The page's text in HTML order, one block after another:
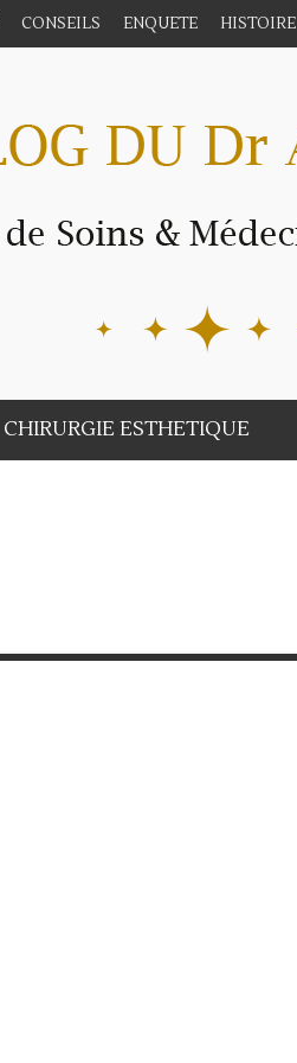
CONSEILS ENQUETE HISTOIRE
CHIRURGIE ESTHETIQUE